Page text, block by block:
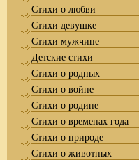
Стихи о любви
Стихи девушке
Стихи мужчине
Детские стихи
Стихи о родных
Стихи о войне
Стихи о родине
Стихи о временах года
Стихи о природе
Стихи о животных